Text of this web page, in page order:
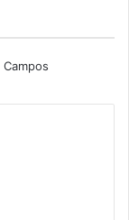
Campos